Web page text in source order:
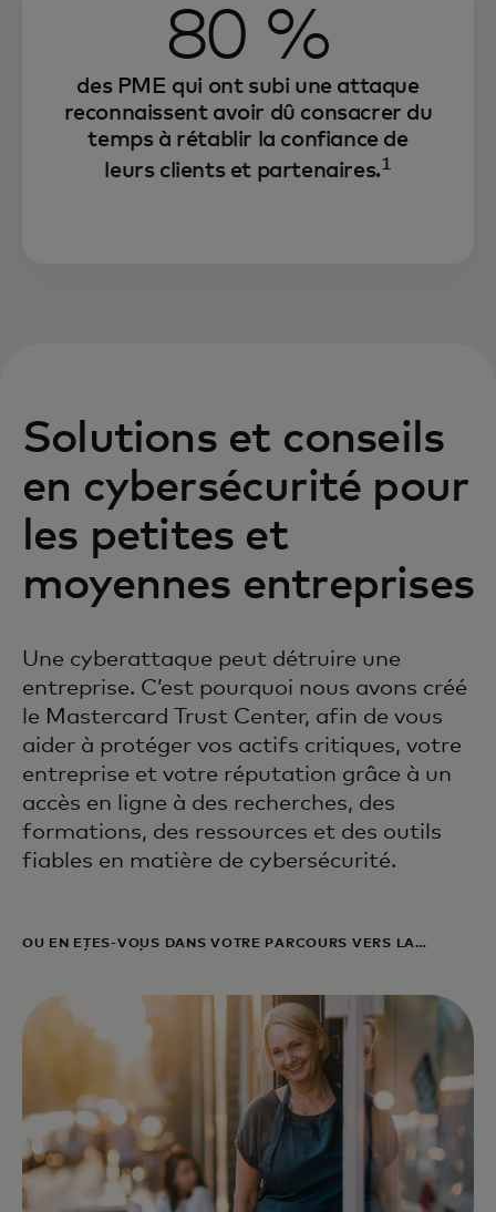
80 %
des PME qui ont subi une attaque
reconnaissent avoir dû consacrer du
temps à rétablir la confiance de
leurs clients et partenaires.1
Solutions et conseils
en cybersécurité pour
les petites et
moyennes entreprises
Une cyberattaque peut détruire une
entreprise. C’est pourquoi nous avons créé
le Mastercard Trust Center, afin de vous
aider à protéger vos actifs critiques, votre
entreprise et votre réputation grâce à un
accès en ligne à des recherches, des
formations, des ressources et des outils
fiables en matière de cybersécurité.
OÙ EN ÊTES-VOUS DANS VOTRE PARCOURS VERS LA